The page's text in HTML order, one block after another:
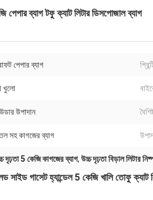
পেপার ব্যাগ টফু ক্যাট লিটার ডিসপোজাল ব্যাগ
পেপার ব্যাগ
খুলো
উপাদান
সহ কাগজের ব্যাগ
দৃঢ়তা 5 কেজি কাগজের ব্যাগ, উচ্চ দৃঢ়তা বিড়াল লিটার
সাইড গাসেট হ্যান্ডেল 5 কেজি খালি তোফু ক্যাট